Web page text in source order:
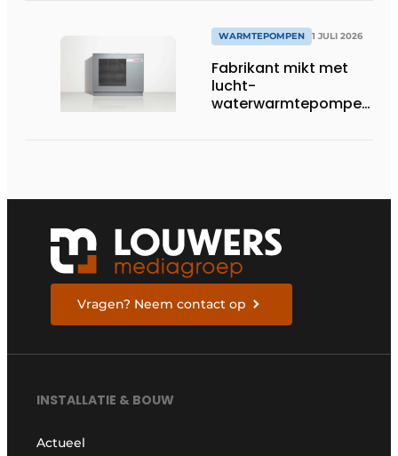
WARMTEPOMPEN 1 JULI 2026
Fabrikant mikt met
lucht-
waterwarmtepompen
Vragen? Neem contact op
INSTALLATIE & BOUW
Actueel